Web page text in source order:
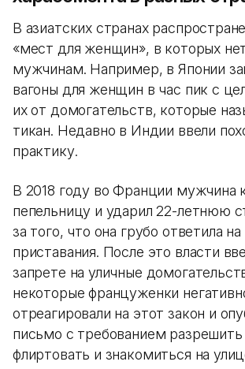
В азиатских странах
«мест для женщин», в которых
мужчинам. Например, в Японии
вагоны для женщин в час пик с
их от домогательств, которые
тикан. Недавно в Индии ввели
практику.
В 2018 году во Франции мужчина
пепельницу и ударил 22-летнюю
за того, что она грубо ответила на
приставания. После это власти
запрете на уличные
некоторые француженки
отреагировали на этот закон и
письмо с требованием
флиртовать и знакомиться на